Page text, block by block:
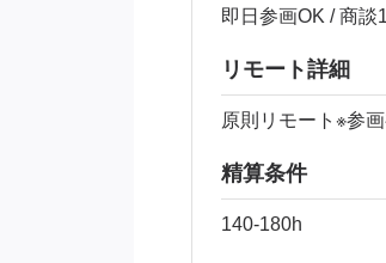
即日参画OK / 商談
リモート詳細
原則リモート※参
精算条件
140‐180h